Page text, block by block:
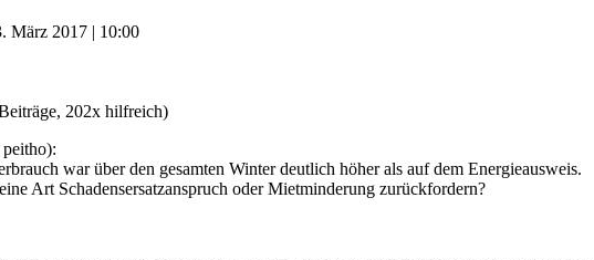
März 2017 | 10:00
202x hilfreich)
:
war über den gesamten Winter deutlich höher als auf dem Energieausweis.
Art Schadensersatzanspruch oder Mietminderung zurückfordern?